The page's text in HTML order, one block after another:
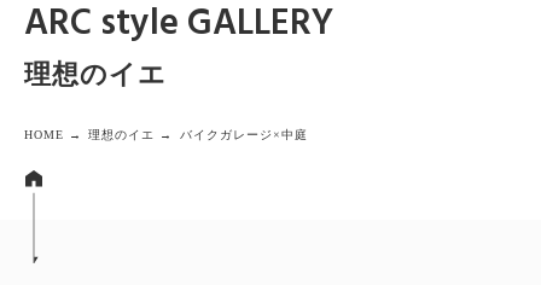
ARC style GALLERY
理想のイエ
HOME → 理想のイエ → バイクガレージ×中庭